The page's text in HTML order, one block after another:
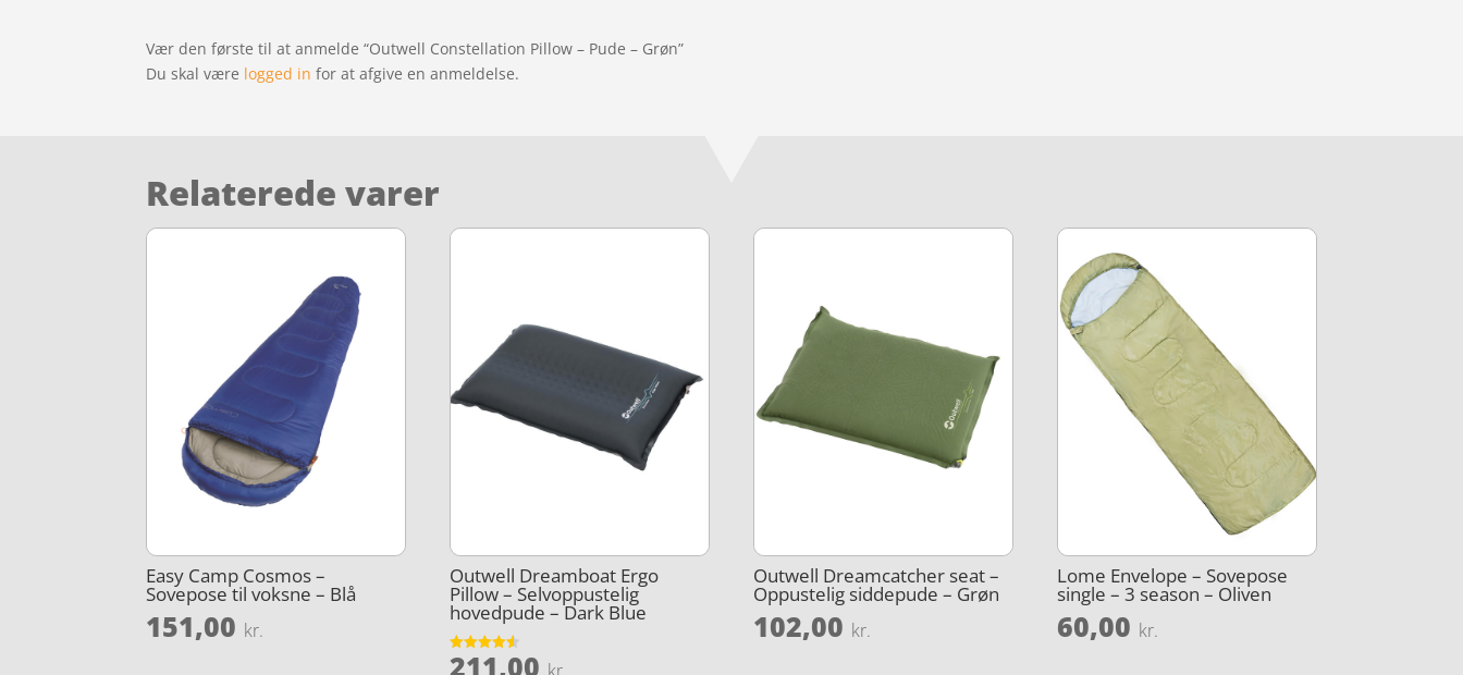
Vær den første til at anmelde “Outwell Constellation Pillow – Pude – Grøn”
Du skal være logged in for at afgive en anmeldelse.
Relaterede varer
Easy Camp Cosmos –
Sovepose til voksne – Blå
151,00 kr.
Outwell Dreamboat Ergo
Pillow – Selvoppustelig
hovedpude – Dark Blue
Vurderet
211,00
Outwell Dreamcatcher seat –
Oppustelig siddepude – Grøn
102,00 kr.
Lome Envelope – Sovepose
single – 3 season – Oliven
60,00 kr.